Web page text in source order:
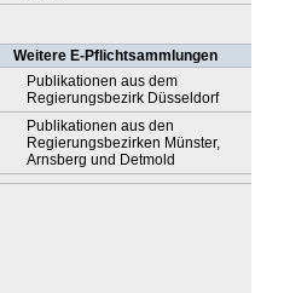
Weitere E-Pflichtsammlungen
Publikationen aus dem
Regierungsbezirk Düsseldorf
Publikationen aus den
Regierungsbezirken Münster,
Arnsberg und Detmold